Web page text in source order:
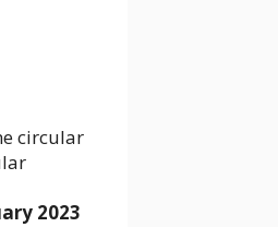
circular
2023